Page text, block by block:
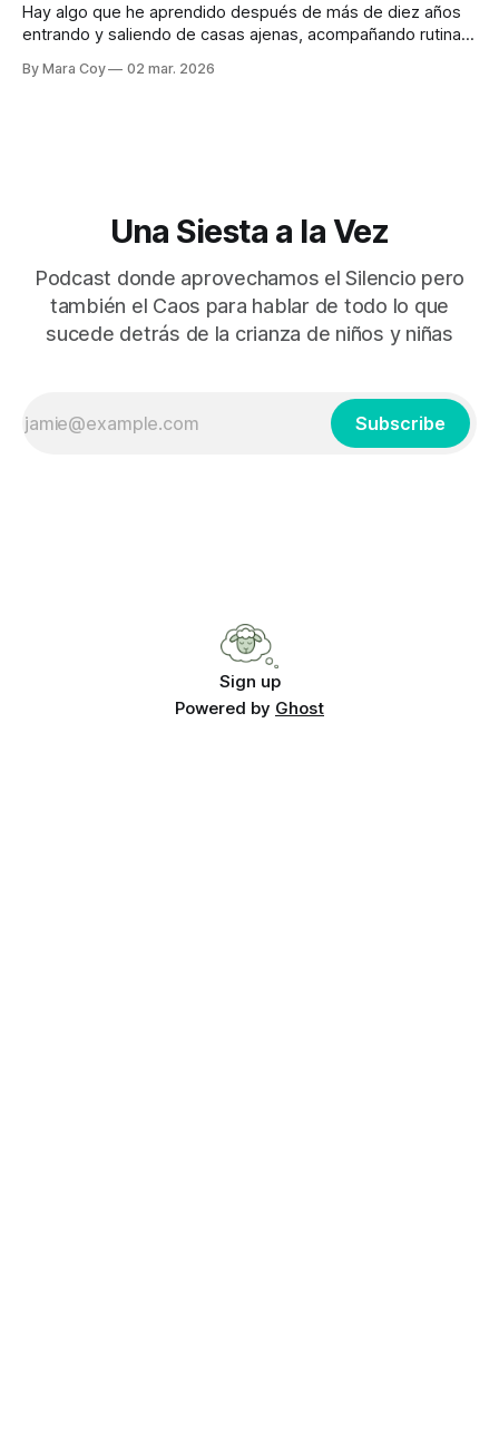
Hay algo que he aprendido después de más de diez años
entrando y saliendo de casas ajenas, acompañando rutinas
maternidad moderna está cansada. Lo digo con respeto. Lo
By Mara Coy 02 mar. 2026
Una Siesta a la Vez
Podcast donde aprovechamos el Silencio pero
también el Caos para hablar de todo lo que
sucede detrás de la crianza de niños y niñas
Subscribe
Sign up
Powered by Ghost